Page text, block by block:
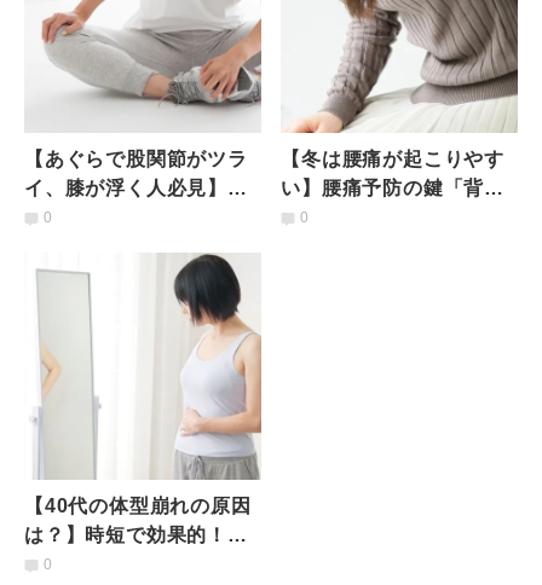
【あぐらで股関節がツラ
イ、膝が浮く人必見】長
時間あぐらがかけて「腰
ぐし
0
【冬は腰痛が起こりやす
い】腰痛予防の鍵「背中
の大きな筋肉」を鍛え
0
【40代の体型崩れの原因
は？】時短で効果的！続
けるだけで太りにくい体
0